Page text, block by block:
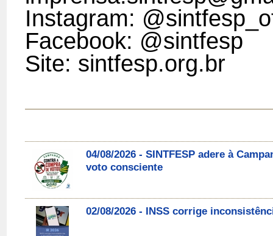
Instagram:
Facebook: @sintfesp
Site: sintfesp.org.br
04/08/2026 - SINTFESP adere à
voto consciente
02/08/2026 - INSS corrige